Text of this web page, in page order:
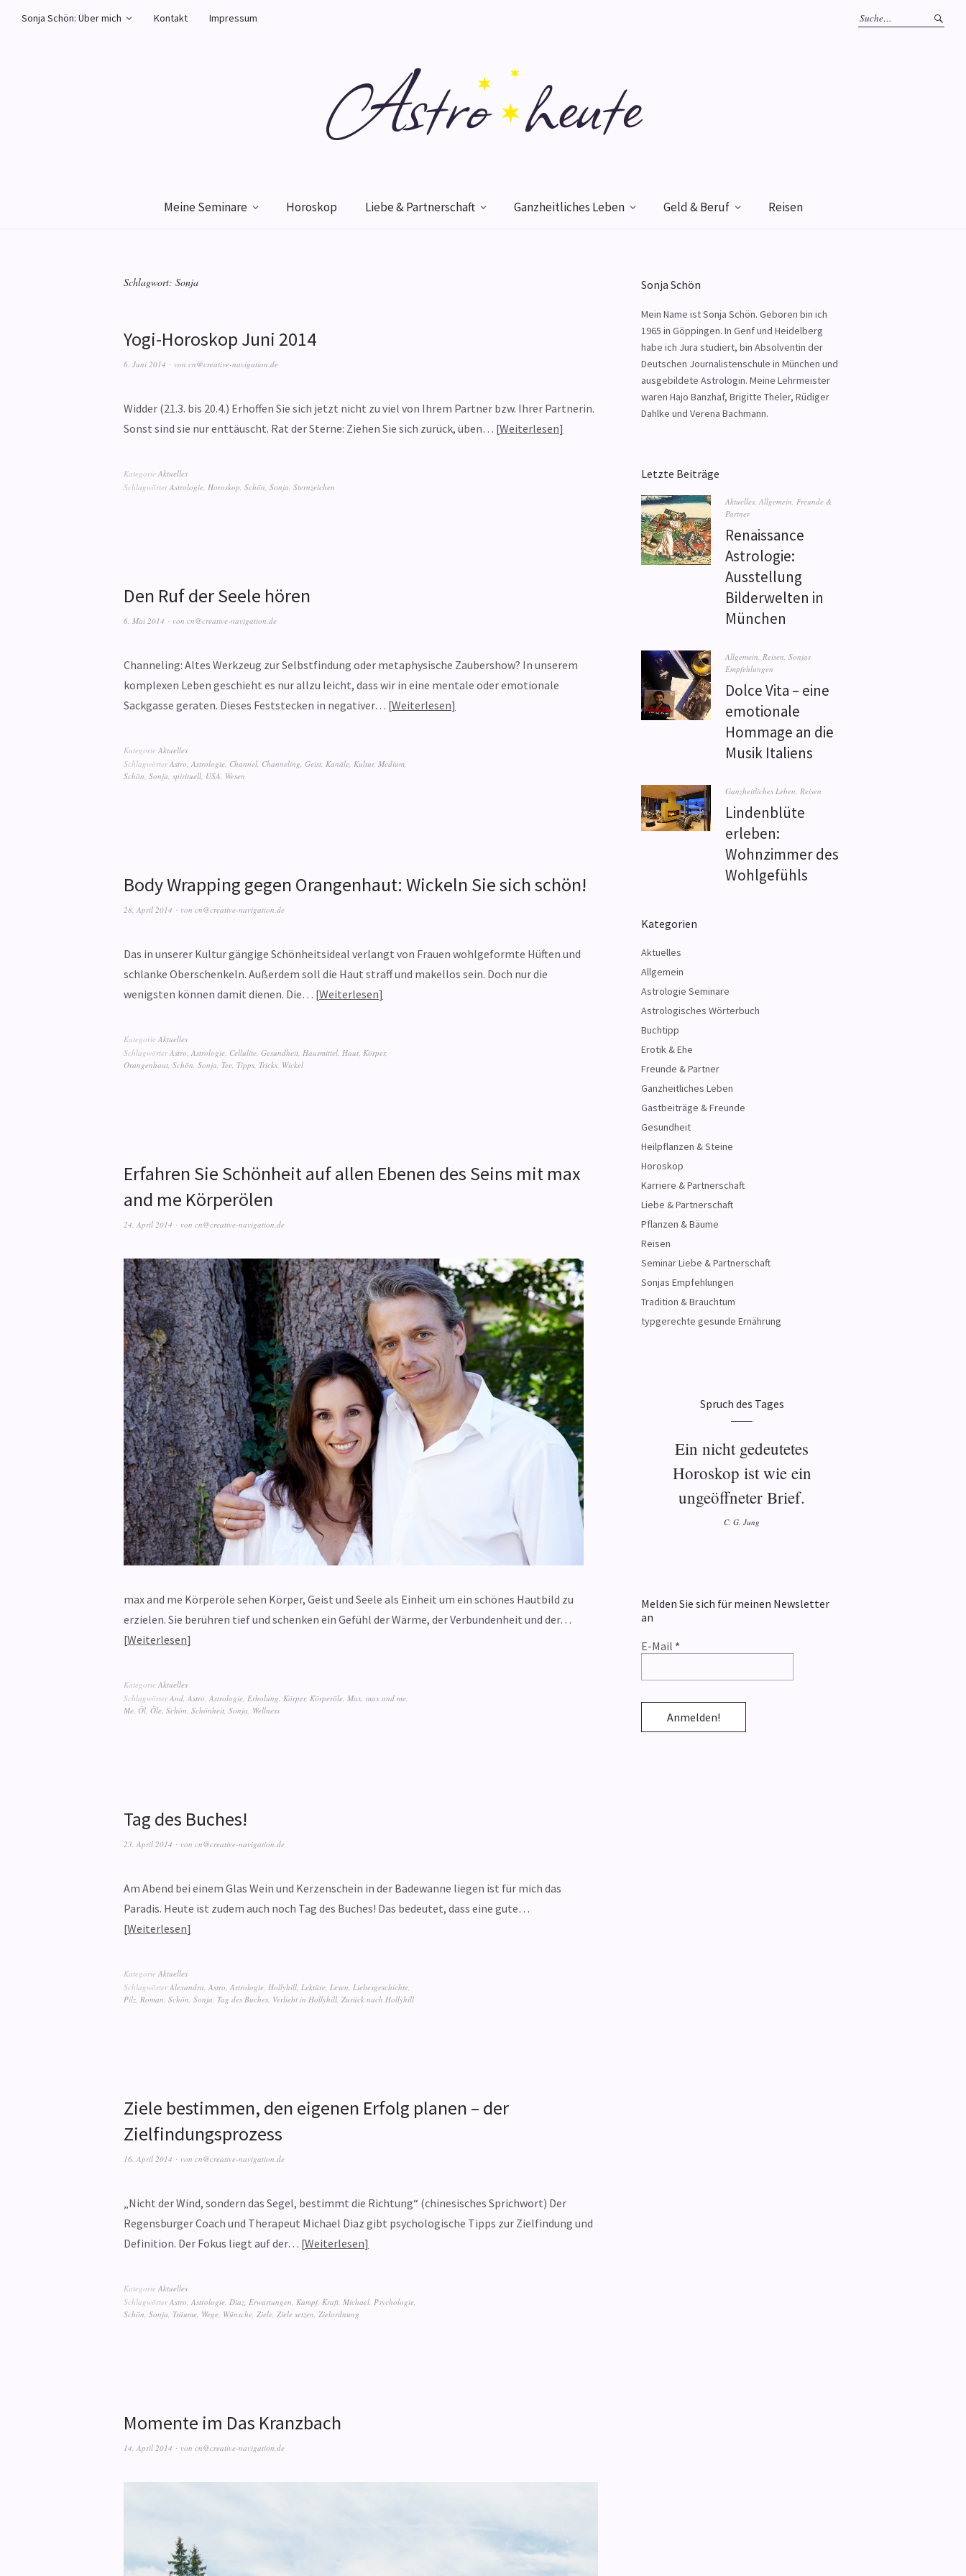
Sonja Schön: Über mich Kontakt Impressum
Meine Seminare Horoskop Liebe & Partnerschaft Ganzheitliches Leben Geld & Beruf Reisen
Schlagwort: Sonja
Yogi-Horoskop Juni 2014
6. Juni 2014 von cn@creative-navigation.de
Widder (21.3. bis 20.4.) Erhoffen Sie sich jetzt nicht zu viel von Ihrem Partner bzw. Ihrer Partnerin.
Sonst sind sie nur enttäuscht. Rat der Sterne: Ziehen Sie sich zurück, üben… Weiterlesen
Kategorie Aktuelles
SchlagwörterAstrologie, Horoskop, Schön, Sonja, Sternzeichen
Den Ruf der Seele hören
6. Mai 2014 von cn@creative-navigation.de
Channeling: Altes Werkzeug zur Selbstfindung oder metaphysische Zaubershow? In unserem
komplexen Leben geschieht es nur allzu leicht, dass wir in eine mentale oder emotionale
Sackgasse geraten. Dieses Feststecken in negativer… Weiterlesen
Kategorie Aktuelles
SchlagwörterAstro, Astrologie, Channel, Channeling, Geist, Kanäle, Kultur, Medium,
Schön, Sonja, spirituell, USA, Wesen
Body Wrapping gegen Orangenhaut: Wickeln Sie sich schön!
28. April 2014 von cn@creative-navigation.de
Das in unserer Kultur gängige Schönheitsideal verlangt von Frauen wohlgeformte Hüften und
schlanke Oberschenkeln. Außerdem soll die Haut straff und makellos sein. Doch nur die
wenigsten können damit dienen. Die… Weiterlesen
Kategorie Aktuelles
SchlagwörterAstro, Astrologie, Cellulite, Gesundheit, Hausmittel, Haut, Körper,
Orangenhaut, Schön, Sonja, Tee, Tipps, Tricks, Wickel
Erfahren Sie Schönheit auf allen Ebenen des Seins mit max
and me Körperölen
24. April 2014 von cn@creative-navigation.de
max and me Körperöle sehen Körper, Geist und Seele als Einheit um ein schönes Hautbild zu
erzielen. Sie berühren tief und schenken ein Gefühl der Wärme, der Verbundenheit und der…
Weiterlesen
Kategorie Aktuelles
SchlagwörterAnd, Astro, Astrologie, Erholung, Körper, Körperöle, Max, max and me,
Me, Öl, Öle, Schön, Schönheit, Sonja, Wellness
Tag des Buches!
23. April 2014 von cn@creative-navigation.de
Am Abend bei einem Glas Wein und Kerzenschein in der Badewanne liegen ist für mich das
Paradis. Heute ist zudem auch noch Tag des Buches! Das bedeutet, dass eine gute…
Weiterlesen
Kategorie Aktuelles
SchlagwörterAlexandra, Astro, Astrologie, Hollyhill, Lektüre, Lesen, Liebesgeschichte,
Pilz, Roman, Schön, Sonja, Tag des Buches, Verliebt in Hollyhill, Zurück nach Hollyhill
Ziele bestimmen, den eigenen Erfolg planen – der
Zielfindungsprozess
16. April 2014 von cn@creative-navigation.de
„Nicht der Wind, sondern das Segel, bestimmt die Richtung“ (chinesisches Sprichwort) Der
Regensburger Coach und Therapeut Michael Diaz gibt psychologische Tipps zur Zielfindung und
Definition. Der Fokus liegt auf der… Weiterlesen
Kategorie Aktuelles
SchlagwörterAstro, Astrologie, Diaz, Erwartungen, Kampf, Kraft, Michael, Psychologie,
Schön, Sonja, Träume, Wege, Wünsche, Ziele, Ziele setzen, Zielordnung
Momente im Das Kranzbach
14. April 2014 von cn@creative-navigation.de
Sonja Schön
Mein Name ist Sonja Schön. Geboren bin ich
1965 in Göppingen. In Genf und Heidelberg
habe ich Jura studiert, bin Absolventin der
Deutschen Journalistenschule in München und
ausgebildete Astrologin. Meine Lehrmeister
waren Hajo Banzhaf, Brigitte Theler, Rüdiger
Dahlke und Verena Bachmann.
Letzte Beiträge
Aktuelles, Allgemein, Freunde &
Partner
Renaissance
Astrologie:
Ausstellung
Bilderwelten in
München
Allgemein, Reisen, Sonjas
Empfehlungen
Dolce Vita – eine
emotionale
Hommage an die
Musik Italiens
Ganzheitliches Leben, Reisen
Lindenblüte
erleben:
Wohnzimmer des
Wohlgefühls
Kategorien
Aktuelles
Allgemein
Astrologie Seminare
Astrologisches Wörterbuch
Buchtipp
Erotik & Ehe
Freunde & Partner
Ganzheitliches Leben
Gastbeiträge & Freunde
Gesundheit
Heilpflanzen & Steine
Horoskop
Karriere & Partnerschaft
Liebe & Partnerschaft
Pflanzen & Bäume
Reisen
Seminar Liebe & Partnerschaft
Sonjas Empfehlungen
Tradition & Brauchtum
typgerechte gesunde Ernährung
Spruch des Tages
Ein nicht gedeutetes
Horoskop ist wie ein
ungeöffneter Brief.
C. G. Jung
Melden Sie sich für meinen Newsletter
an
E-Mail *